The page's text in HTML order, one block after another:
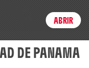
Login
DE PANAMA
ABRIR